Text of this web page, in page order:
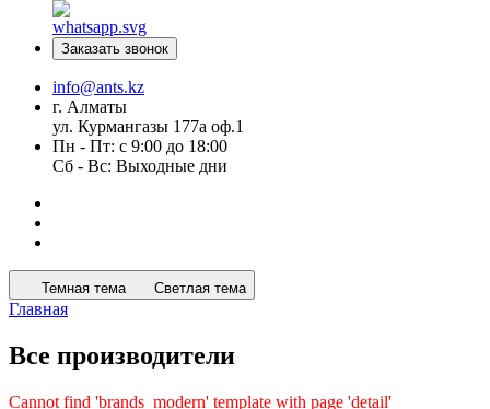
Заказать звонок
info@ants.kz
г. Алматы
ул. Курмангазы 177а оф.1
Пн - Пт: с 9:00 до 18:00
Сб - Вс: Выходные дни
Темная тема Светлая тема
Главная
Все производители
Cannot find 'brands_modern' template with page 'detail'